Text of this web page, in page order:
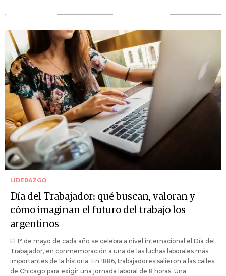
LIDERAZGO
Día del Trabajador: qué buscan, valoran y
cómo imaginan el futuro del trabajo los
argentinos
El 1° de mayo de cada año se celebra a nivel internacional el Día del
Trabajador, en conmemoración a una de las luchas laborales más
importantes de la historia. En 1886, trabajadores salieron a las calles
de Chicago para exigir una jornada laboral de 8 horas. Una